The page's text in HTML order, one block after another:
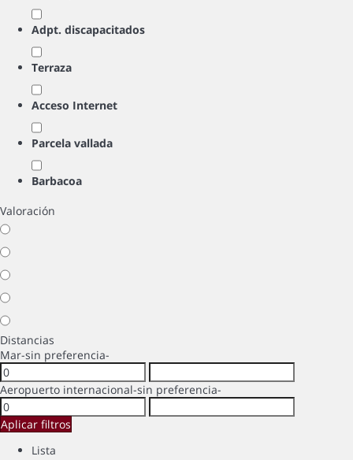
Adpt. discapacitados
Terraza
Acceso Internet
Parcela vallada
Barbacoa
Valoración
Distancias
Mar-sin preferencia-
Aeropuerto internacional-sin preferencia-
Aplicar filtros
Lista